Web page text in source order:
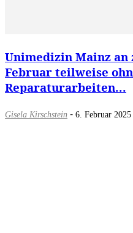
Unimedizin Mainz an
Februar teilweise
Reparaturarbeiten...
Gisela Kirschstein - 6. Februar 2025